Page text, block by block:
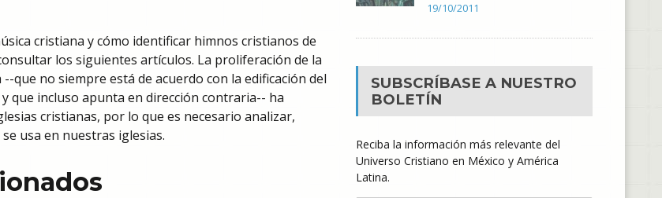
cristiana y cómo identificar himnos cristianos de
los siguientes artículos. La proliferación de la
que no siempre está de acuerdo con la edificación del
que incluso apunta en dirección contraria-- ha
cristianas, por lo que es necesario analizar,
usa en nuestras iglesias.
19/10/2011
SUBSCRÍBASE A NUESTRO
BOLETÍN
Reciba la información más relevante del
Universo Cristiano en México y América
Latina.